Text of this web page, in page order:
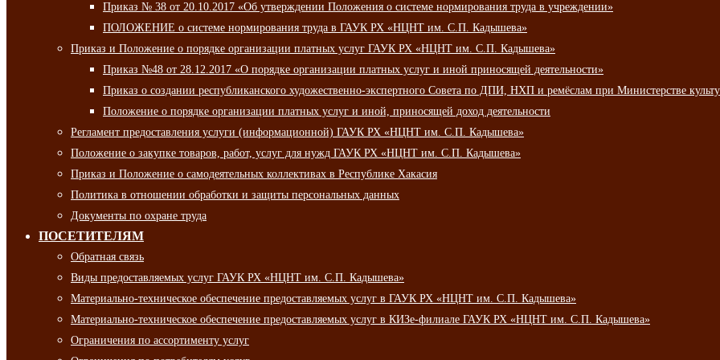
Приказ № 38 от 20.10.2017 «Об утверждении Положения о системе нормирования труда в учреждении»
ПОЛОЖЕНИЕ о системе нормирования труда в ГАУК РХ «НЦНТ им. С.П. Кадышева»
Приказ и Положение о порядке организации платных услуг ГАУК РХ «НЦНТ им. С.П. Кадышева»
Приказ №48 от 28.12.2017 «О порядке организации платных услуг и иной приносящей деятельности»
Приказ о создании республиканского художественно-экспертного Совета по ДПИ, НХП и ремёслам при Министерстве
Положение о порядке организации платных услуг и иной, приносящей доход деятельности
Регламент предоставления услуги (информационной) ГАУК РХ «НЦНТ им. С.П. Кадышева»
Положение о закупке товаров, работ, услуг для нужд ГАУК РХ «НЦНТ им. С.П. Кадышева»
Приказ и Положение о самодеятельных коллективах в Республике Хакасия
Политика в отношении обработки и защиты персональных данных
Документы по охране труда
ПОСЕТИТЕЛЯМ
Обратная связь
Виды предоставляемых услуг ГАУК РХ «НЦНТ им. С.П. Кадышева»
Материально-техническое обеспечение предоставляемых услуг в ГАУК РХ «НЦНТ им. С.П. Кадышева»
Материально-техническое обеспечение предоставляемых услуг в КИЗе-филиале ГАУК РХ «НЦНТ им. С.П. Кадышева»
Ограничения по ассортименту услуг